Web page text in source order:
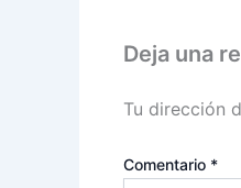
Deja una
Tu dirección
Comentario *